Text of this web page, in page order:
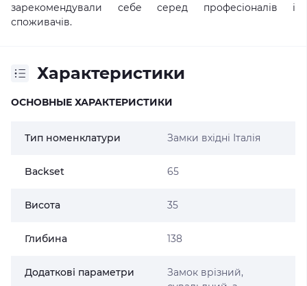
зарекомендували себе серед професіоналів і
споживачів.
Характеристики
ОСНОВНЫЕ ХАРАКТЕРИСТИКИ
Тип номенклатури Замки вхідні Італія
Backset 65
Висота 35
Глибина 138
Додаткові параметри
Замок врізний,